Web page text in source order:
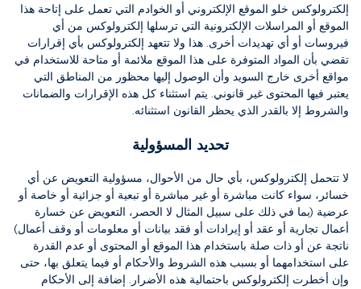
إلكترولوكس خلو الموقع الإلكتروني أو الخوادم التي تعمل على إتاحة هذا
الموقع أو المراسلات الإلكترونية التي ترسلها إلكترولوكس من أي
فيروسات أو أي تهديدات أخرى. هذا ولا تتعهد إلكترولوكس بأي إقرارات
تقضي بأن المواد المتوفرة على هذا الموقع ملائمة أو متاحة للاستخدام في
مواقع أخرى خارج السويد وأن الوصول إليها محظور من المناطق التي
يعتبر فيها المحتوى غير قانوني. يتم استثناء كل هذه الإقرارات والضمانات
والشروط إلا بالقدر الذي يحظر القانون استثنائه.
تحديد المسؤولية
لا تتحمل إلكترولوكس، بأي حال من الأحوال، مسؤولية التعويض عن أي
خسائر، سواء كانت مباشرة أو غير مباشرة أو تبعية أو جزائية أو خاصة أو
عرضية (بما في ذلك على سبيل المثال لا الحصر، التعويض عن خسارة
أعمال تجارية أو عقد أو إيرادات أو فقد بيانات أو معلومات أو وقف أعمال)
ناتجة عن أو ذات صلة باستخدام هذا الموقع أو المحتوى أو عدم القدرة
على استخدامهما أو بسبب هذه الشروط والأحكام أو فيما يتعلق بها، حتى
وإن أخطرت إلكترولوكس باحتمالية هذه الأضرار. إضافة إلى الأحكام